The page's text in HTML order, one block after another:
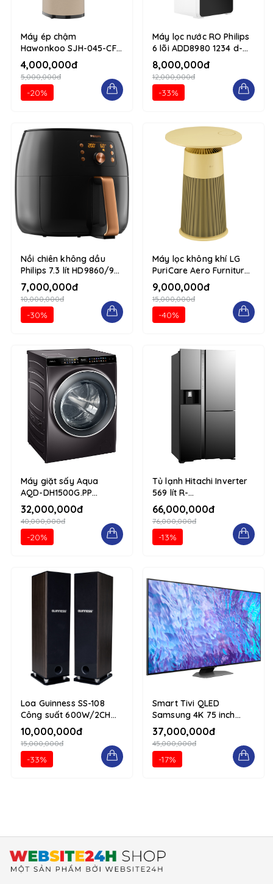
Máy ép chậm
Hawonkoo SJH-045-CF
Nâu 1234 d-flex flex-
column
4,000,000đ
5,000,000đ
-20%
Máy lọc nước RO Philips
6 lõi ADD8980 1234 d-
flex flex-column
8,000,000đ
12,000,000đ
-33%
Nồi chiên không dầu
Philips 7.3 lít HD9860/90
1234 d-flex flex-column
7,000,000đ
10,000,000đ
-30%
Máy lọc không khí LG
PuriCare Aero Furniture
AS20GPYU0 Vàng 1234
d-flex flex-column
9,000,000đ
15,000,000đ
-40%
Máy giặt sấy Aqua
AQD-DH1500G.PP
15/10kg 1234 d-flex flex-
column
32,000,000đ
40,000,000đ
-20%
Tủ lạnh Hitachi Inverter
569 lít R-
MY800GVGV0(MIR) 1234
d-flex flex-column
66,000,000đ
76,000,000đ
-13%
Loa Guinness SS-108
Công suất 600W/2CH
tái hiện âm thanh chân
thực 1234 d-flex flex-
column
10,000,000đ
15,000,000đ
-33%
Smart Tivi QLED
Samsung 4K 75 inch
QA75Q80CAKXXV 1234
d-flex flex-column
37,000,000đ
45,000,000đ
-17%